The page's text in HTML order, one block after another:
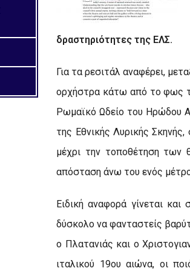
δραστηριότητες της ΕΛΣ.
Για τα ρεσιτάλ αναφέρει,
ορχήστρα κάτω από το φως
Ρωμαϊκό Ωδείο του Ηρώδου
της Εθνικής Λυρικής
μέχρι την τοποθέτηση των
απόσταση άνω του ενός
Ειδική αναφορά γίνεται
δύσκολο να φανταστείς
ο Πλατανιάς και ο
ιταλικού 19ου αιώνα, οι